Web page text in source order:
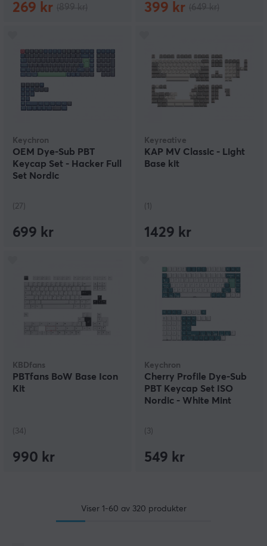
269 kr 399 kr
Keychron
OEM Dye-Sub PBT
Keycap Set - Hacker Full
Set Nordic
(27)
699 kr
Keyreative
KAP MV Classic - Light
Base kit
(1)
1429 kr
KBDfans
PBTfans BoW Base Icon
Kit
(34)
990 kr
Keychron
Cherry Profile Dye-Sub
PBT Keycap Set ISO
Nordic - White Mint
(3)
549 kr
Viser 1-60 av 320 produkter